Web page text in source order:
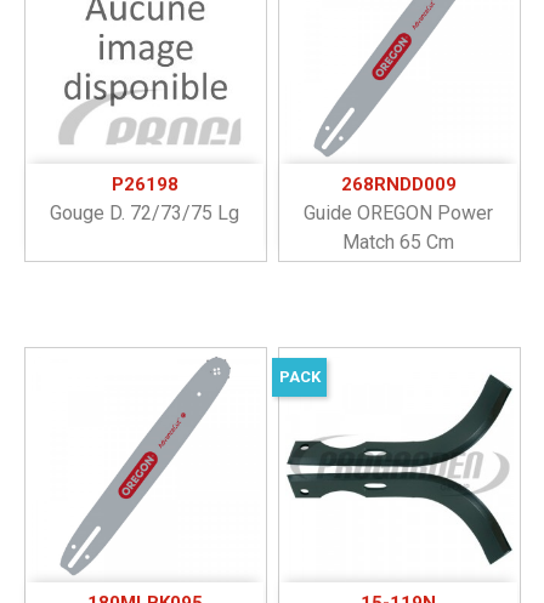
P26198
Gouge D. 72/73/75 Lg
268RNDD009
Guide OREGON Power
Match 65 Cm
PACK